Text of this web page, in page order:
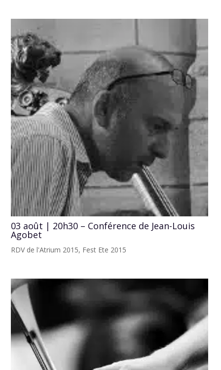
03 août | 20h30 – Conférence de Jean-Louis
Agobet
RDV de l'Atrium 2015, Fest Ete 2015